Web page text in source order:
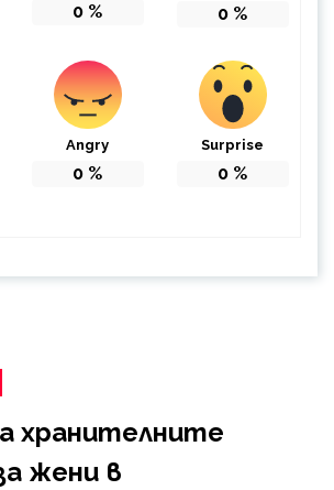
0 % 0 %
Angry
0 %
Surprise
0 %
хранителните
жени в